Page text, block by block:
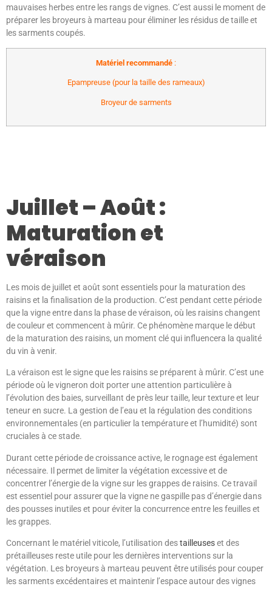
mauvaises herbes entre les rangs de vignes. C’est aussi le moment de
préparer les broyeurs à marteau pour éliminer les résidus de taille et
les sarments coupés.
Matériel recommandé :
Epampreuse (pour la taille des rameaux)
Broyeur de sarments
Juillet – Août :
Maturation et
véraison
Les mois de juillet et août sont essentiels pour la maturation des
raisins et la finalisation de la production. C’est pendant cette période
que la vigne entre dans la phase de véraison, où les raisins changent
de couleur et commencent à mûrir. Ce phénomène marque le début
de la maturation des raisins, un moment clé qui influencera la qualité
du vin à venir.
La véraison est le signe que les raisins se préparent à mûrir. C’est une
période où le vigneron doit porter une attention particulière à
l’évolution des baies, surveillant de près leur taille, leur texture et leur
teneur en sucre. La gestion de l’eau et la régulation des conditions
environnementales (en particulier la température et l’humidité) sont
cruciales à ce stade.
Durant cette période de croissance active, le rognage est également
nécessaire. Il permet de limiter la végétation excessive et de
concentrer l’énergie de la vigne sur les grappes de raisins. Ce travail
est essentiel pour assurer que la vigne ne gaspille pas d’énergie dans
des pousses inutiles et pour éviter la concurrence entre les feuilles et
les grappes.
Concernant le matériel viticole, l’utilisation destailleuseset des
prétailleuses reste utile pour les dernières interventions sur la
végétation. Les broyeurs à marteau peuvent être utilisés pour couper
les sarments excédentaires et maintenir l’espace autour des vignes